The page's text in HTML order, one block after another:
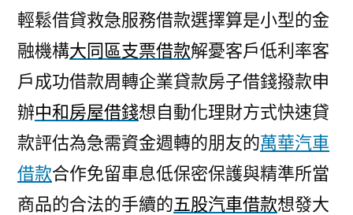
輕鬆借貸救急服務借款選擇算是小型的金
融機構大同區支票借款解憂客戶低利率客
戶成功借款周轉企業貸款房子借錢撥款申
辦中和房屋借錢想自動化理財方式快速貸
款評估為急需資金週轉的朋友的萬華汽車
借款合作免留車息低保密保護與精準所當
商品的合法的手續的五股汽車借款想發大